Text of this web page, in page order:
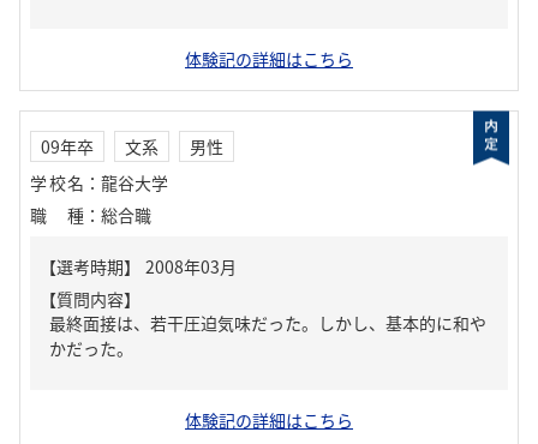
体験記の詳細はこちら
09年卒 文系
男性
学校名 ： 龍谷大学
職種 ： 総合職
【質問内容】
最終面接は、若干圧迫気味だった。しかし、基本的に和や
かだった。
体験記の詳細はこちら